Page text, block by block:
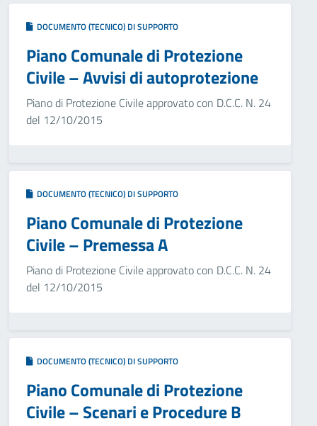
DOCUMENTO (TECNICO) DI SUPPORTO
Piano Comunale di Protezione
Civile – Avvisi di autoprotezione
Piano di Protezione Civile approvato con D.C.C. N. 24
del 12/10/2015
DOCUMENTO (TECNICO) DI SUPPORTO
Piano Comunale di Protezione
Civile – Premessa A
Piano di Protezione Civile approvato con D.C.C. N. 24
del 12/10/2015
DOCUMENTO (TECNICO) DI SUPPORTO
Piano Comunale di Protezione
Civile – Scenari e Procedure B